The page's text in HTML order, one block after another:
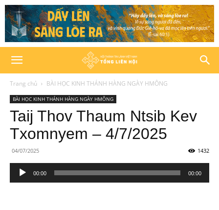
Trang chủ BÀI HỌC KINH THÁNH HÀNG NGÀY HMÔNG
BÀI HỌC KINH THÁNH HÀNG NGÀY HMÔNG
Taij Thov Thaum Ntsib Kev
Txomnyem – 4/7/2025
04/07/2025 1432
Trình
phát
00:00 00:00